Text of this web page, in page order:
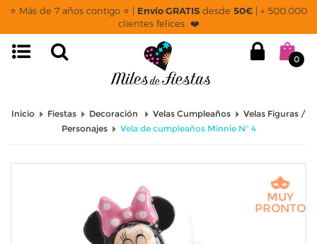
⭐ Más de 7 años contigo ⭐ | Envío GRATIS desde 50€ | + 500.000
clientes felices ❤️
0
Inicio Fiestas Decoración Velas Cumpleaños
Velas Figuras /
Personajes
Vela de cumpleaños Minnie Nº 4
MUY
PRONTO